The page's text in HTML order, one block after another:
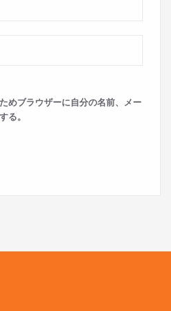
めブラウザーに自分の名前、メー
る。